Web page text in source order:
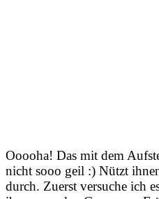
Ooooha! Das mit dem
nicht sooo geil :) Nützt
durch. Zuerst versuche ich